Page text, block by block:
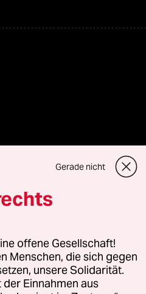
GmbH
Fragen oder für Genehmigungen
Kommune-Richtlinien
Gerade nicht
offene Gesellschaft!
Menschen, die sich gegen
unsere Solidarität.
Einnahmen aus